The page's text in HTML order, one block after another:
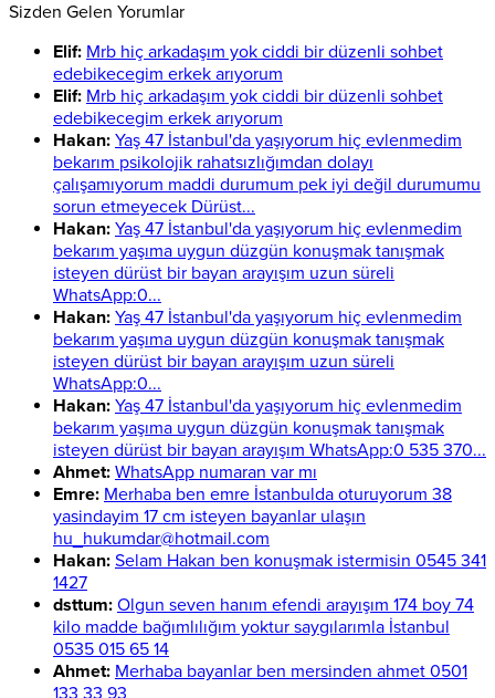
Sizden Gelen Yorumlar
Elif: Mrb hiç arkadaşım yok ciddi bir düzenli sohbet
edebikecegim erkek arıyorum
Elif: Mrb hiç arkadaşım yok ciddi bir düzenli sohbet
edebikecegim erkek arıyorum
Hakan: Yaş 47 İstanbul'da yaşıyorum hiç evlenmedim
bekarım psikolojik rahatsızlığımdan dolayı
çalışamıyorum maddi durumum pek iyi değil durumumu
sorun etmeyecek Dürüst...
Hakan: Yaş 47 İstanbul'da yaşıyorum hiç evlenmedim
bekarım yaşıma uygun düzgün konuşmak tanışmak
isteyen dürüst bir bayan arayışım uzun süreli
WhatsApp:0...
Hakan: Yaş 47 İstanbul'da yaşıyorum hiç evlenmedim
bekarım yaşıma uygun düzgün konuşmak tanışmak
isteyen dürüst bir bayan arayışım uzun süreli
WhatsApp:0...
Hakan: Yaş 47 İstanbul'da yaşıyorum hiç evlenmedim
bekarım yaşıma uygun düzgün konuşmak tanışmak
isteyen dürüst bir bayan arayışım WhatsApp:0 535 370...
Ahmet: WhatsApp numaran var mı
Emre: Merhaba ben emre İstanbulda oturuyorum 38
yasindayim 17 cm isteyen bayanlar ulaşın
hu_hukumdar@hotmail.com
Hakan: Selam Hakan ben konuşmak istermisin 0545 341
1427
dsttum: Olgun seven hanım efendi arayışım 174 boy 74
kilo madde bağımlılığım yoktur saygılarımla İstanbul
0535 015 65 14
Ahmet: Merhaba bayanlar ben mersinden ahmet 0501